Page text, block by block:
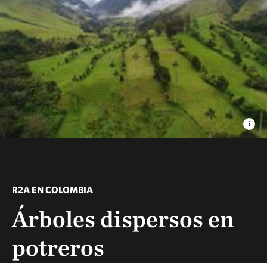
R2A EN COLOMBIA
Árboles dispersos en
potreros